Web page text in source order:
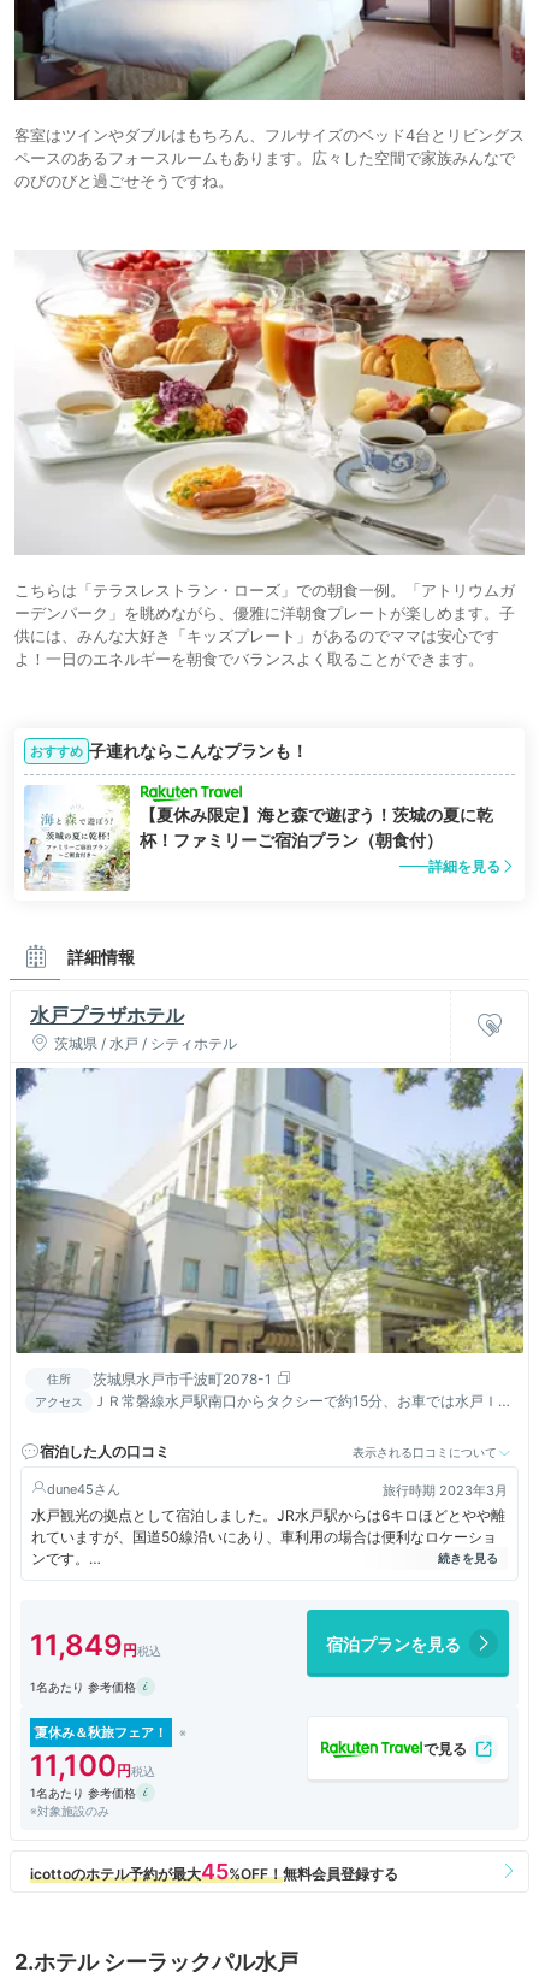
客室はツインやダブルはもちろん、フルサイズのベッド4台とリビングス
ペースのあるフォースルームもあります。広々した空間で家族みんなで
のびのびと過ごせそうですね。
こちらは「テラスレストラン・ローズ」での朝食一例。「アトリウムガ
ーデンパーク」を眺めながら、優雅に洋朝食プレートが楽しめます。子
供には、みんな大好き「キッズプレート」があるのでママは安心です
よ！一日のエネルギーを朝食でバランスよく取ることができます。
おすすめ 子連れならこんなプランも！
【夏休み限定】海と森で遊ぼう！茨城の夏に乾
杯！ファミリーご宿泊プラン（朝食付）
詳細を見る
詳細情報
水戸プラザホテル
茨城県 / 水戸 / シティホテル
住所 茨城県水戸市千波町2078-1
アクセス
ＪＲ常磐線水戸駅南口からタクシーで約15分、お車では水戸ＩＣ
宿泊した人の口コミ
表示される口コミについて
dune45 旅行時期 2023年3月
水戸観光の拠点として宿泊しました。JR水戸駅からは6キロほどとやや離
れていますが、国道50線沿いにあり、車利用の場合は便利なロケーショ
ンです。
3月初旬の日曜日の宿泊で、35平米ほどの部屋が朝食付きで30000円弱
客室はゆとりある広さがあり、クラシカルなデザインも心地よかったで
す。ロビー周辺をはじめとする共用部分はゴージャスな印象で、水戸を代
表する老舗ホテルならではという印象でした。
らび、満足度の高いものでした。
宿泊全体を通して非常に満足度の高いホテルでした。
11,849 宿泊プランを見る
1名あたり 参考価格
夏休み＆秋旅フェア！
11,100
1名あたり 参考価格
※対象施設のみ
2.ホテル シーラックパル水戸